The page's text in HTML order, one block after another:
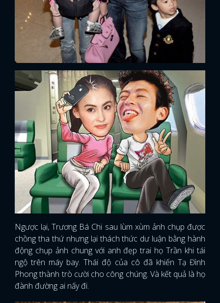
Ngược lại, Trương Bá Chi sau lùm xùm ảnh chụp được
chồng tha thứ nhưng lại thách thức dư luận bằng hành
động chụp ảnh chung với anh đẹp trai họ Trần khi tái
ngộ trên máy bay. Thái độ của cô đã khiến Tạ Đình
Phong thành trò cười cho công chúng. Và kết quả là họ
đành đường ai nấy đi.